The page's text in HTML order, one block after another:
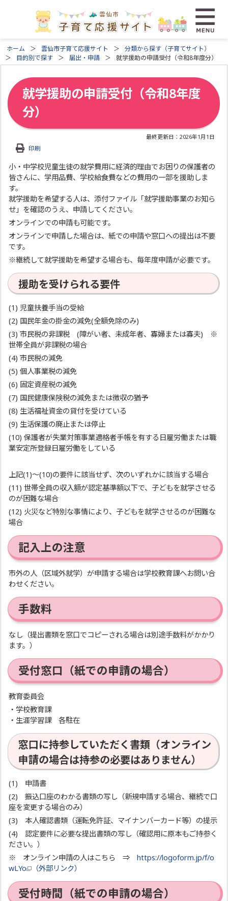
ホーム 雲仙市子育て応援サイト
分類から探す（子育てサイト）
目的別で探す
届出・申請 就学援助の申請受付（令和8年度分）
就学援助の申請受付（令和8年度
分）
最終更新日：2026年1月1日
印刷
小・中学校児童生徒の就学費用に経済的理由でお困りの保護者の
皆さんに、学用品費、学校給食費などの費用の一部を援助しま
す。
就学援助を希望する人は、添付ファイル「就学援助事業のお知ら
せ」を確認のうえ、申請してください。
オンラインでの申請も可能です。
オンラインで申請した場合は、紙での申請や窓口への提出は不要
です。
※継続して就学援助を希望する場合も、毎年度申請が必要です。
援助を受けられる要件
(1) 児童扶養手当の受給
(2) 国民年金の掛金の減免(全額免除のみ)
(3) 市民税の非課税 (障がい者、未成年者、寡婦または寡夫) ※
世帯全員が非課税の場合
(4) 市民税の減免
(5) 個人事業税の減免
(6) 固定資産税の減免
(7) 国民健康保険税の減免または徴収の猶予
(8) 生活福祉資金の貸付を受けている
(9) 生活保護の廃止または停止
(10) 保護者が失業対策事業適格者手帳を有する日雇労働または職
業安定所登録日雇労働をしている
上記(1)～(10)の要件に該当せず、次のいずれかに該当する場合
(11) 世帯全員の収入額が認定基準額以下で、子どもを就学させる
のが困難な場合
(12) 火災など特別な事情により、子どもを就学させるのが困難な
場合
記入上の注意
市外の人（区域外就学）が申請する場合は学校教育課へお問い合
わせください。
手数料
なし（提出書類を窓口でコピーされる場合は別途手数料がかかり
ます。）
受付窓口（紙での申請の場合）
教育委員会
・学校教育課
・生涯学習課 各駐在
窓口に持参していただく書類（オンライン
申請の場合は持参の必要はありません）
(1) 申請書
(2) 振込口座のわかる書類の写し（新規申請する場合、継続で口
座を変更する場合のみ）
(3) 本人確認書類（運転免許証、マイナンバーカード等）の提示
(4) 認定要件に必要な提出書類の写し（確認用に原本もご持参く
ださい。）
※ オンライン申請の人はこちら ⇒https://logoform.jp/f/o
wLYo
（外部リンク）
受付時間（紙での申請の場合）